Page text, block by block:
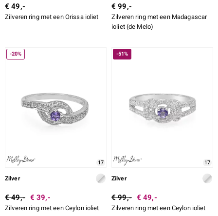
€ 49,-
Zilveren ring met een Orissa ioliet
€ 99,-
Zilveren ring met een Madagascar
ioliet (de Melo)
-20%
17
Zilver
€ 49,- € 39,-
Zilveren ring met een Ceylon ioliet
-51%
17
Zilver
€ 99,- € 49,-
Zilveren ring met een Ceylon ioliet